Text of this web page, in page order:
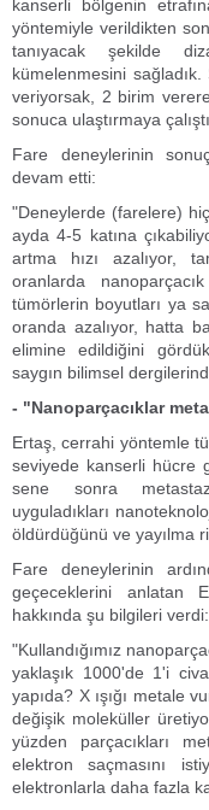
kanserli bölgenin
yöntemiyle verildikten
tanıyacak şekilde
kümelenmesini
veriyorsak, 2 birim
sonuca ulaştırmaya
Fare deneylerinin
devam etti:
"Deneylerde (farelere)
ayda 4-5 katına
artma hızı azalıyor,
oranlarda
tümörlerin boyutları ya
oranda azalıyor, hatta
elimine edildiğini
saygın bilimsel
- "Nanoparçacıklar
Ertaş, cerrahi yöntemle
seviyede kanserli hücre
sene sonra
uyguladıkları
öldürdüğünü ve yayılma
Fare deneylerinin
geçeceklerini anlatan
hakkında şu bilgileri verdi:
"Kullandığımız
yaklaşık 1000'de 1'i
yapıda? X ışığı metale
değişik moleküller
yüzden parçacıkları
elektron saçmasını
elektronlarla daha fazla